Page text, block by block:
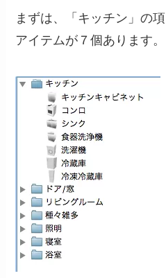
まずは、「キッチン」の
アイテムが７個あります。